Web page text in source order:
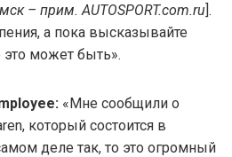
– прим. AUTOSPORT.com.ru].
а пока высказывайте
может быть».
«Мне сообщили о
который состоится в
деле так, то это огромный